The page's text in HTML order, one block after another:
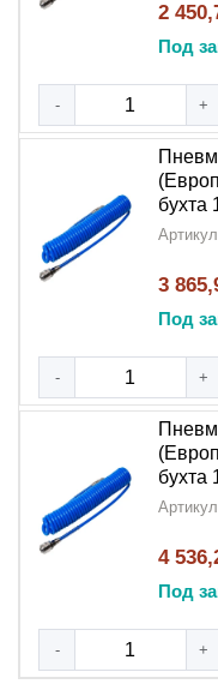
2
Под
- +
бухта
3
Под
- +
бухта
4
Под
- +